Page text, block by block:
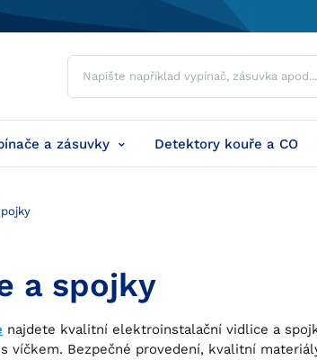
a zásuvky Detektory kouře a CO
a spojky
najdete kvalitní elektroinstalační vidlice a
víčkem. Bezpečné provedení, kvalitní